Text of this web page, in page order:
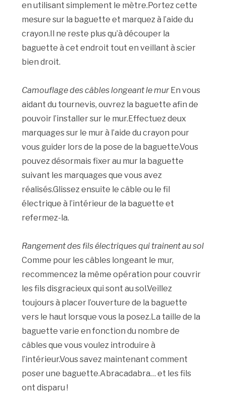
en utilisant simplement le mètre.Portez cette
mesure sur la baguette et marquez à l’aide du
crayon.Il ne reste plus qu’à découper la
baguette à cet endroit tout en veillant à scier
bien droit.
Camouflage des câbles longeant le murEn vous
aidant du tournevis, ouvrez la baguette afin de
pouvoir l’installer sur le mur.Effectuez deux
marquages sur le mur à l’aide du crayon pour
vous guider lors de la pose de la baguette.Vous
pouvez désormais fixer au mur la baguette
suivant les marquages que vous avez
réalisés.Glissez ensuite le câble ou le fil
électrique à l’intérieur de la baguette et
refermez-la.
Rangement des fils électriques qui trainent au sol
Comme pour les câbles longeant le mur,
recommencez la même opération pour couvrir
les fils disgracieux qui sont au sol.Veillez
toujours à placer l’ouverture de la baguette
vers le haut lorsque vous la posez.La taille de la
baguette varie en fonction du nombre de
câbles que vous voulez introduire à
l’intérieur.Vous savez maintenant comment
poser une baguette.Abracadabra… et les fils
ont disparu !